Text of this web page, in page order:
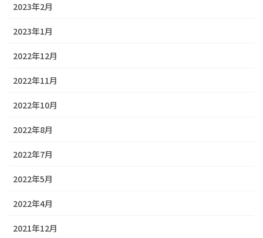
2023年2月
2023年1月
2022年12月
2022年11月
2022年10月
2022年8月
2022年7月
2022年5月
2022年4月
2021年12月